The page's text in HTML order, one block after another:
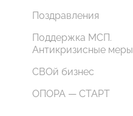
Поздравления
Поддержка МСП.
Антикризисные меры
СВОй бизнес
ОПОРА — СТАРТ